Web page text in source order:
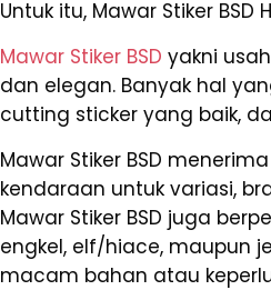
Untuk itu, Mawar Stiker
Mawar Stiker BSD yakni
dan elegan. Banyak hal
cutting sticker yang baik,
Mawar Stiker BSD
kendaraan untuk variasi,
Mawar Stiker BSD juga
engkel, elf/hiace, maupun
macam bahan atau